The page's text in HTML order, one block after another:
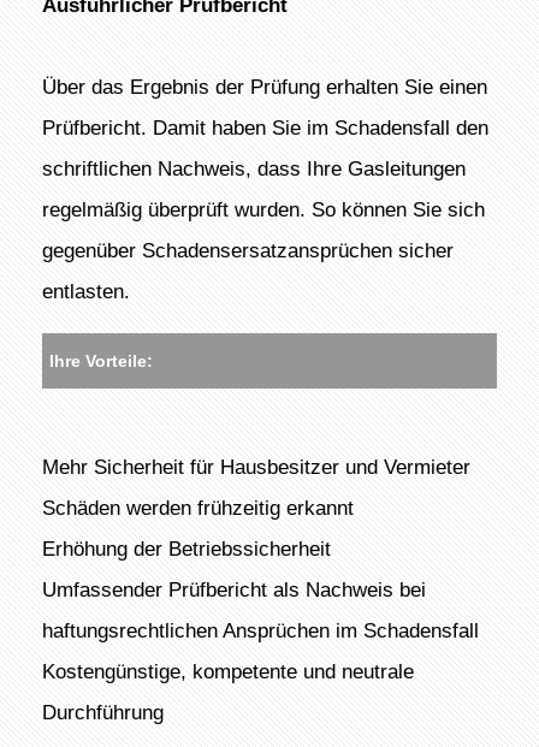
Ausführlicher Prüfbericht
Über das Ergebnis der Prüfung erhalten Sie einen
Prüfbericht. Damit haben Sie im Schadensfall den
schriftlichen Nachweis, dass Ihre Gasleitungen
regelmäßig überprüft wurden. So können Sie sich
gegenüber Schadensersatzansprüchen sicher
entlasten.
Ihre Vorteile:
Mehr Sicherheit für Hausbesitzer und Vermieter
Schäden werden frühzeitig erkannt
Erhöhung der Betriebssicherheit
Umfassender Prüfbericht als Nachweis bei
haftungsrechtlichen Ansprüchen im Schadensfall
Kostengünstige, kompetente und neutrale
Durchführung